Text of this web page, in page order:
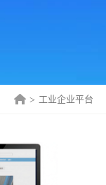
> 工业企业平台